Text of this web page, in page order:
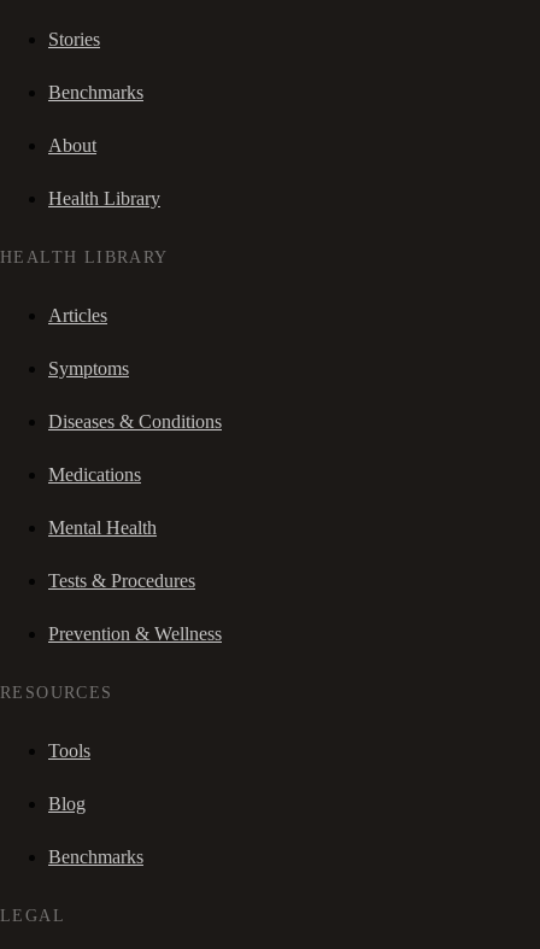
Stories
Benchmarks
About
Health Library
HEALTH LIBRARY
Articles
Symptoms
Diseases & Conditions
Medications
Mental Health
Tests & Procedures
Prevention & Wellness
RESOURCES
Tools
Blog
Benchmarks
LEGAL